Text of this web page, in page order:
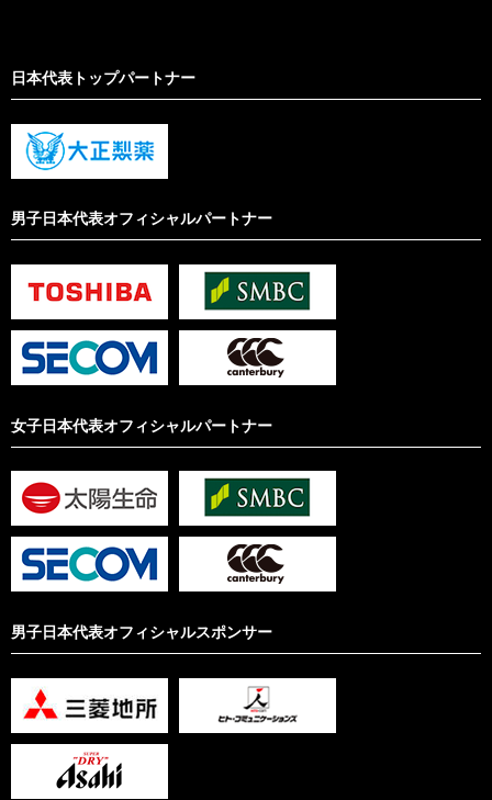
日本代表トップパートナー
男子日本代表オフィシャルパートナー
女子日本代表オフィシャルパートナー
男子日本代表オフィシャルスポンサー